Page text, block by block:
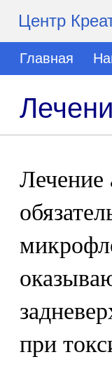
Центр
Главная
Лечение
при